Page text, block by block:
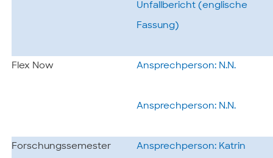
Unfallbericht (englische
Fassung)
Flex Now Ansprechperson: N.N.
Ansprechperson: N.N.
Forschungssemester Ansprechperson: Katrin